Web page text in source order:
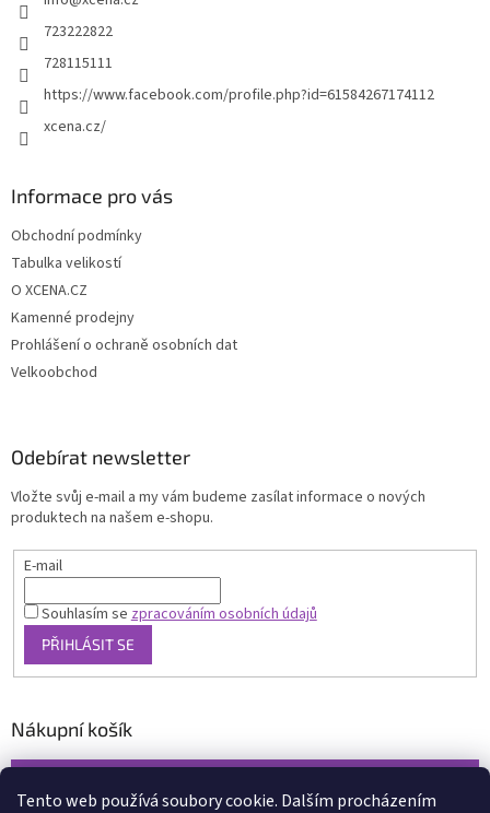
Tento web používá soubory cookie. Dalším procházením
723222822
728115111
https://www.facebook.com/profile.php?id=61584267174112
xcena.cz/
Informace pro vás
Obchodní podmínky
Tabulka velikostí
O XCENA.CZ
Kamenné prodejny
Prohlášení o ochraně osobních dat
Velkoobchod
Odebírat newsletter
Vložte svůj e-mail a my vám budeme zasílat informace o nových
produktech na našem e-shopu.
E-mail
Souhlasím sezpracováním osobních údajů
PŘIHLÁSIT SE
Nákupní košík